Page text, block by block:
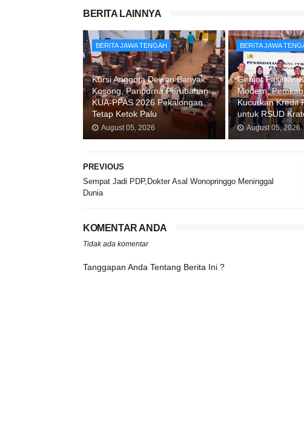
BERITA LAINNYA
BERITA JAWA TENGAH
Kursi Anggota Dewan Banyak
Kosong, Paripurna Perubahan
KUA-PPAS 2026 Pekalongan
Tetap Ketok Palu
August 05, 2026
BERITA JAWA
Genjot Fasilitas
Modern,
Kucurkan Kredit
untuk RSUD
August 05, 2026
PREVIOUS
Sempat Jadi PDP,Dokter Asal Wonopringgo Meninggal
Dunia
KOMENTAR ANDA
Tidak ada komentar
Tanggapan Anda Tentang Berita Ini ?